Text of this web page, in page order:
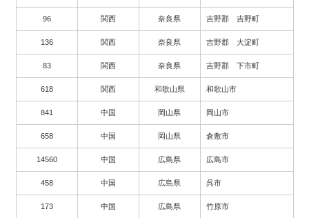
96 関西 奈良県 吉野郡 吉野町
136 関西 奈良県 吉野郡 大淀町
83 関西 奈良県 吉野郡 下市町
618 関西 和歌山県 和歌山市
841 中国 岡山県 岡山市
658 中国 岡山県 倉敷市
14560 中国 広島県 広島市
458 中国 広島県 呉市
173 中国 広島県 竹原市